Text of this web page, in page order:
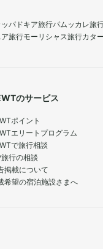
ッパドキア旅行パムッカレ旅
旅行モーリシャス旅行カタ
のサービス
ポイント
エリートプログラム
で旅行相談
行の相談
掲載について
希望の宿泊施設さまへ